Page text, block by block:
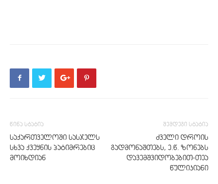
წინა სტატია
საქართველოში სასჯელს
სხვა ქვეყნის პატიმრებიც
მოიხდიან
შემდეგი სტატია
ძველი დროის
გადმონაშთებს, ე.წ. ზონებს
დავემშვიდობებით-თეა
წულიკიანი